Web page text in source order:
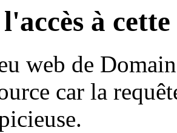
à
web de
car la